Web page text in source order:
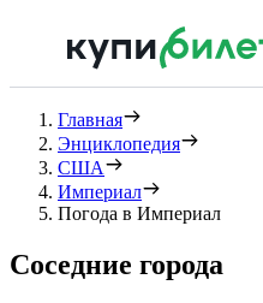
Главная
Энциклопедия
США
Империал
Погода в Империал
Соседние города